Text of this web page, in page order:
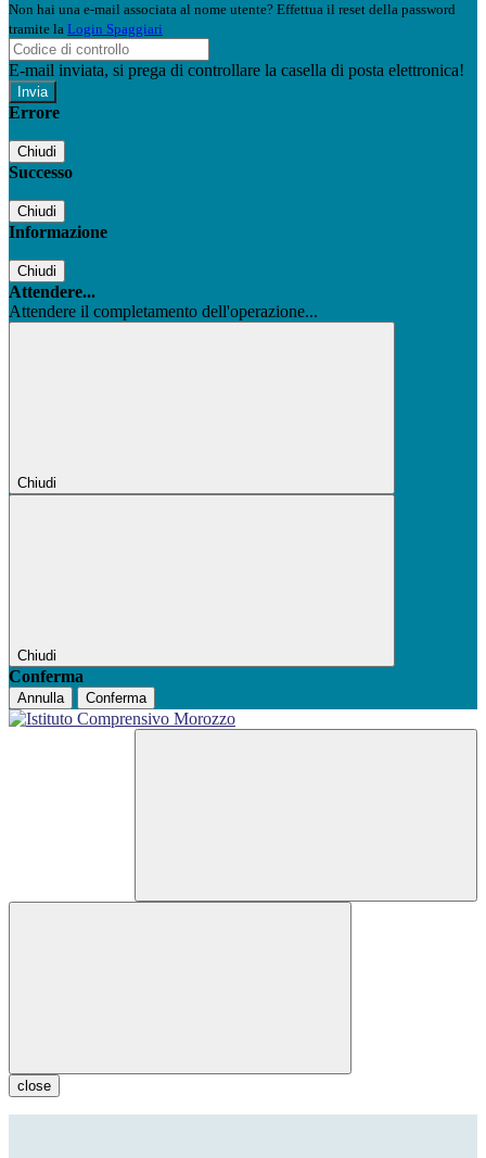
Non hai una e-mail associata al nome utente? Effettua il reset della password
tramite la Login Spaggiari
E-mail inviata, si prega di controllare la casella di posta elettronica!
Errore
Chiudi
Successo
Chiudi
Informazione
Chiudi
Attendere...
Attendere il completamento dell'operazione...
Chiudi
Chiudi
Conferma
Annulla Conferma
close